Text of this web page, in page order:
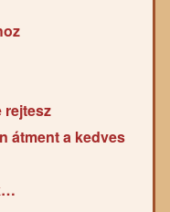
rejtesz
átment a kedves